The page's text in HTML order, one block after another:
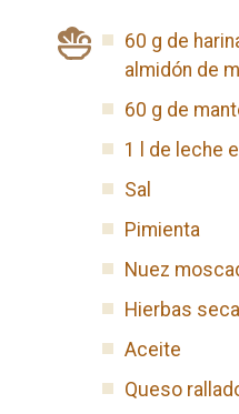
60 g de
almidón de
60 g de
1 l de leche
Sal
Pimienta
Nuez
Hierbas
Aceite
Queso